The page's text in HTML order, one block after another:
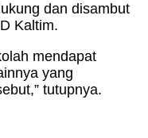
dan disambut
Kaltim.
mendapat
yang
tutupnya.